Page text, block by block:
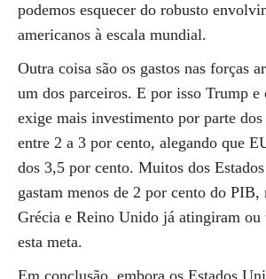
podemos esquecer do robusto
americanos à escala mundial.
Outra coisa são os gastos nas forças
um dos parceiros. E por isso Trump e
exige mais investimento por parte dos
entre 2 a 3 por cento, alegando que
dos 3,5 por cento. Muitos dos
gastam menos de 2 por cento do PIB,
Grécia e Reino Unido já atingiram ou
esta meta.
Em conclusão, embora os Estados